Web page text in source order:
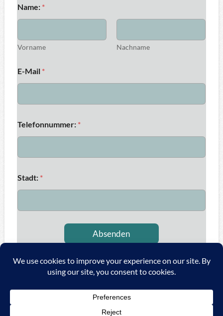
Name: *
Vorname Nachname
E-Mail *
Telefonnummer: *
Stadt: *
Absenden
2026 A&C Automationssysteme & Consulting